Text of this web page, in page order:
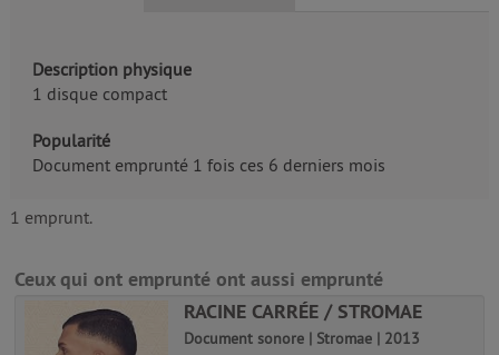
Description physique
1 disque compact
Popularité
Document emprunté 1 fois ces 6 derniers mois
1 emprunt.
Ceux qui ont emprunté ont aussi emprunté
RACINE CARRÉE / STROMAE
Document sonore | Stromae | 2013